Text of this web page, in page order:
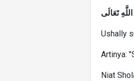
تَعَالَى
Ushally
Artinya:
Niat